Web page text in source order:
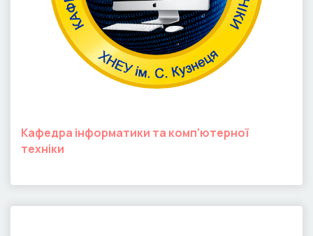
Кафедра інформатики та комп'ютерної
техніки